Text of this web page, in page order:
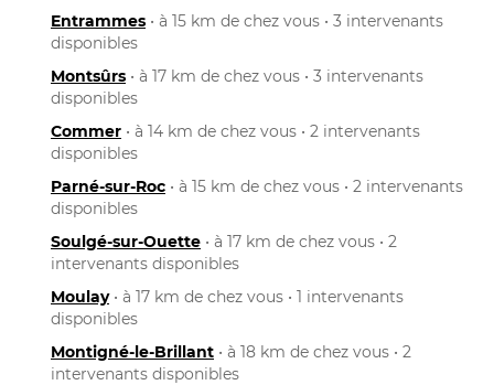
Entrammes • à 15 km de chez vous • 3 intervenants
disponibles
Montsûrs • à 17 km de chez vous • 3 intervenants
disponibles
Commer • à 14 km de chez vous • 2 intervenants
disponibles
Parné-sur-Roc • à 15 km de chez vous • 2 intervenants
disponibles
Soulgé-sur-Ouette • à 17 km de chez vous • 2
intervenants disponibles
Moulay• à 17 km de chez vous • 1 intervenants
disponibles
Montigné-le-Brillant • à 18 km de chez vous • 2
intervenants disponibles